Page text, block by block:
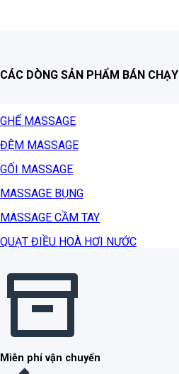
CÁC DÒNG SẢN PHẨM BÁN CHẠY
GHẾ MASSAGE
ĐỆM MASSAGE
GỐI MASSAGE
MASSAGE BỤNG
MASSAGE CẦM TAY
QUẠT ĐIỀU HOÀ HƠI NƯỚC
Miễn phí vận chuyển